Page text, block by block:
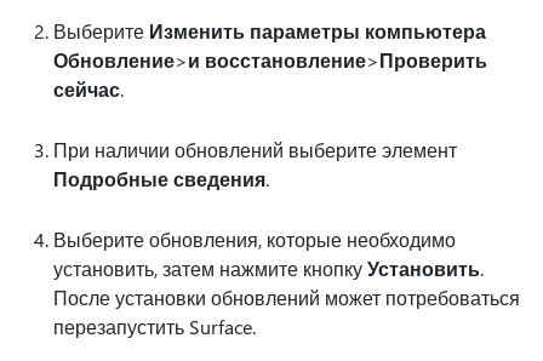
Выберите Изменить параметры компьютера
Обновление>и восстановление>Проверить
сейчас.
При наличии обновлений выберите элемент
Подробные сведения.
Выберите обновления, которые необходимо
установить, затем нажмите кнопкуУстановить.
После установки обновлений может потребоваться
перезапустить Surface.